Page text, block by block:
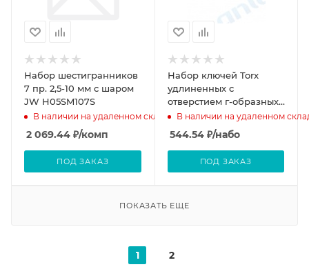
Набор шестигранников
7 пр. 2,5-10 мм с шаром
JW H05SM107S
В наличии на удаленном складе
2 069.44 ₽/комп
ПОД ЗАКАЗ
Набор ключей Torx
удлиненных с
отверстием г-образных
9 пр. Т10-Т50 АвтоДело
Professiona
В наличии на удаленном
544.54₽/набо
ПОД ЗАКАЗ
ПОКАЗАТЬ ЕЩЕ
1 2